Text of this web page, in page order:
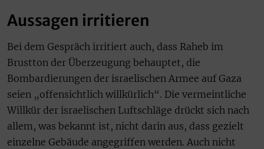
Aussagen irritieren
Bei dem Gespräch irritiert auch, dass Raheb im
Brustton der Überzeugung behauptet, die
Bombardierungen der israelischen Armee auf Gaza
seien „offensichtlich willkürlich“. Die vermeintliche
Willkür der israelischen Luftschläge drückt sich nach
allem, was bekannt ist, nicht darin aus, dass gezielt
einzelne Gebäude angegriffen werden. Auch nicht